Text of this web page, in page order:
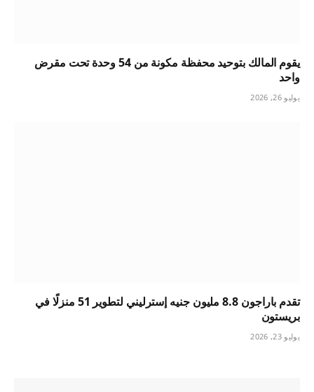
يقوم المالك بتوحيد محفظة مكونة من 54 وحدة تحت مقرض
واحد
يوليو 26, 2026
تقدم باراجون 8.8 مليون جنيه إسترليني لتطوير 51 منزلًا في
بريستون
يوليو 23, 2026